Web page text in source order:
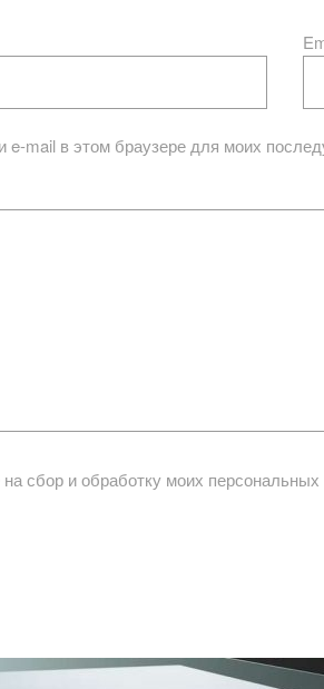
e-mail в этом браузере для моих
сбор и обработку моих